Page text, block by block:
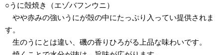
○うに殻焼き（エゾバフンウニ）
やや赤みの強いうにが殻の中にたっぷり入ってい提供されま
す。
生のうにとは違い、磯の香りひろがる上品な味わいです。